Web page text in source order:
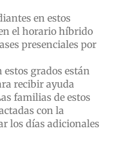
en estos
el horario híbrido
presenciales por
grados están
recibir ayuda
familias de estos
con la
los días adicionales